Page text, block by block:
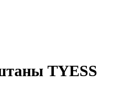
TYESS